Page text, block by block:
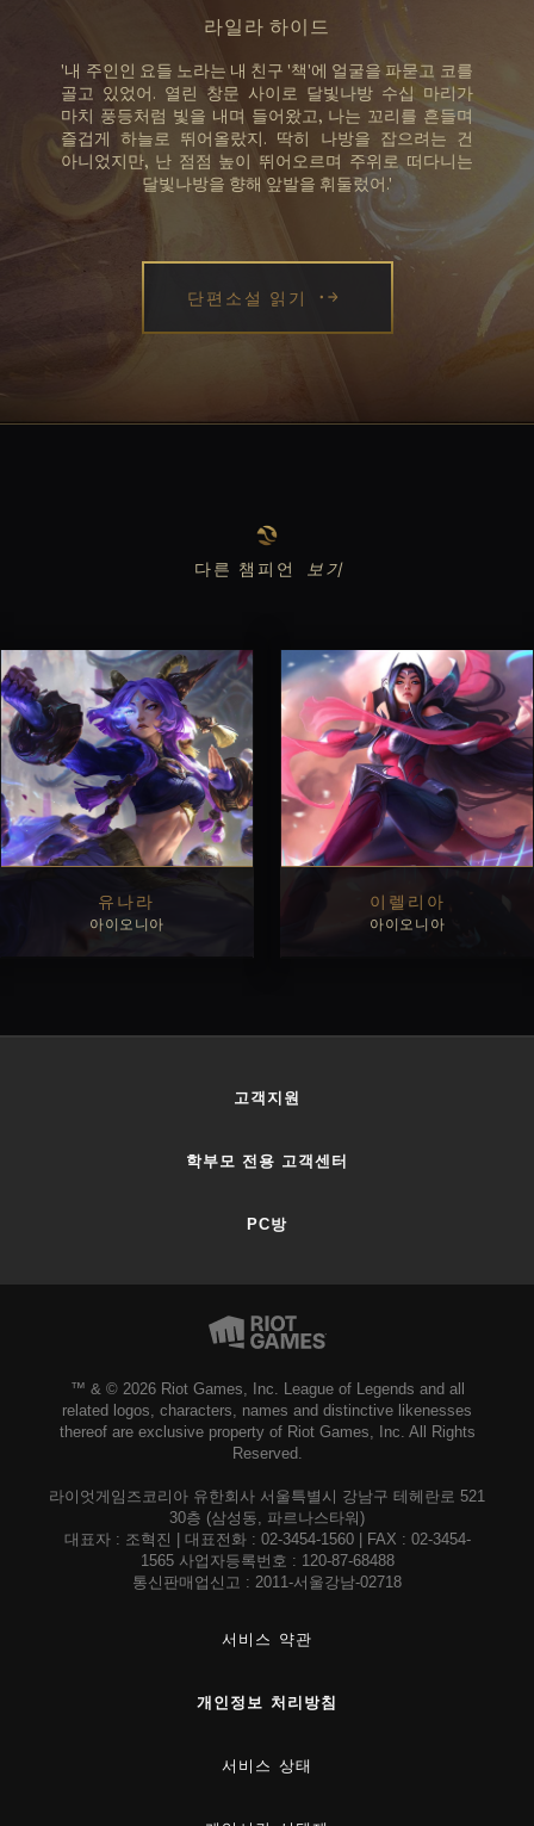
라일라 하이드
'내 주인인 요들 노라는 내 친구 '책'에 얼굴을 파묻고 코를
골고 있었어. 열린 창문 사이로 달빛나방 수십 마리가
마치 풍등처럼 빛을 내며 들어왔고, 나는 꼬리를 흔들며
즐겁게 하늘로 뛰어올랐지. 딱히 나방을 잡으려는 건
아니었지만, 난 점점 높이 뛰어오르며 주위로 떠다니는
달빛나방을 향해 앞발을 휘둘렀어.'
단편소설 읽기
다른 챔피언 보기
유나라
아이오니아
이렐리아
아이오니아
고객지원
학부모 전용 고객센터
PC방
™ & © 2026 Riot Games, Inc. League of Legends and all
related logos, characters, names and distinctive likenesses
thereof are exclusive property of Riot Games, Inc. All Rights
Reserved.
라이엇게임즈코리아 유한회사 서울특별시 강남구 테헤란로 521
30층 (삼성동, 파르나스타워)
대표자 : 조혁진 | 대표전화 : 02-3454-1560 | FAX : 02-3454-
1565 사업자등록번호 : 120-87-68488
통신판매업신고 : 2011-서울강남-02718
서비스 약관
개인정보 처리방침
서비스 상태